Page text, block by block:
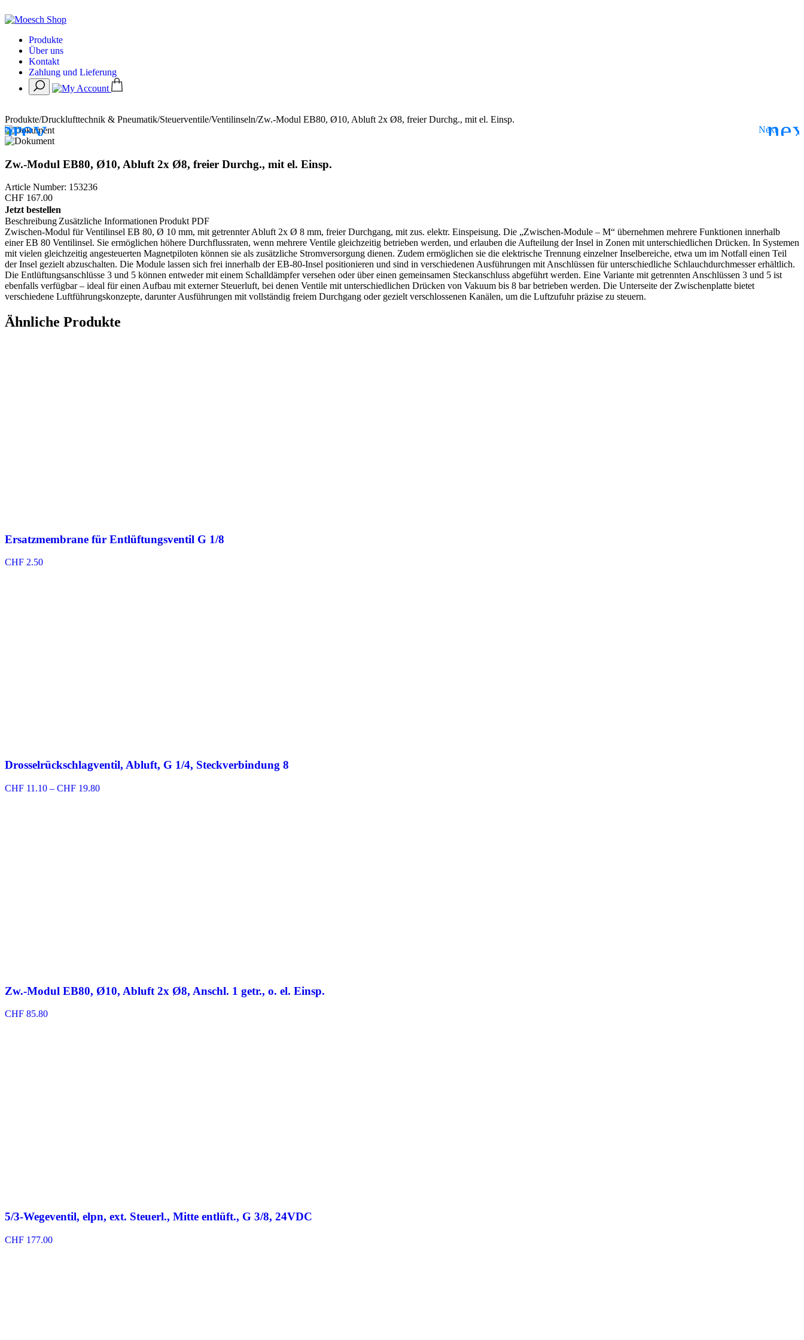
Produkte
Über uns
Kontakt
Zahlung und Lieferung
Produkte/Drucklufttechnik & Pneumatik/Steuerventile/Ventilinseln/Zw.-Modul EB80, Ø10, Abluft 2x Ø8, freier Durchg., mit el. Einsp.
Zw.-Modul EB80, Ø10, Abluft 2x Ø8, freier Durchg., mit el. Einsp.
Article Number: 153236
CHF 167.00
Jetzt bestellen
Beschreibung Zusätzliche Informationen Produkt PDF
Zwischen-Modul für Ventilinsel EB 80, Ø 10 mm, mit getrennter Abluft 2x Ø 8 mm, freier Durchgang, mit zus. elektr. Einspeisung. Die „Zwischen-Module – M“ übernehmen mehrere Funktionen innerhalb
einer EB 80 Ventilinsel. Sie ermöglichen höhere Durchflussraten, wenn mehrere Ventile gleichzeitig betrieben werden, und erlauben die Aufteilung der Insel in Zonen mit unterschiedlichen Drücken. In Systemen
mit vielen gleichzeitig angesteuerten Magnetpiloten können sie als zusätzliche Stromversorgung dienen. Zudem ermöglichen sie die elektrische Trennung einzelner Inselbereiche, etwa um im Notfall einen Teil
der Insel gezielt abzuschalten. Die Module lassen sich frei innerhalb der EB-80-Insel positionieren und sind in verschiedenen Ausführungen mit Anschlüssen für unterschiedliche Schlauchdurchmesser erhältlich.
Die Entlüftungsanschlüsse 3 und 5 können entweder mit einem Schalldämpfer versehen oder über einen gemeinsamen Steckanschluss abgeführt werden. Eine Variante mit getrennten Anschlüssen 3 und 5 ist
ebenfalls verfügbar – ideal für einen Aufbau mit externer Steuerluft, bei denen Ventile mit unterschiedlichen Drücken von Vakuum bis 8 bar betrieben werden. Die Unterseite der Zwischenplatte bietet
verschiedene Luftführungskonzepte, darunter Ausführungen mit vollständig freiem Durchgang oder gezielt verschlossenen Kanälen, um die Luftzufuhr präzise zu steuern.
Ähnliche Produkte
Ersatzmembrane für Entlüftungsventil G 1/8
CHF 2.50
Drosselrückschlagventil, Abluft, G 1/4, Steckverbindung 8
CHF 11.10 – CHF 19.80Preisspanne:
Zw.-Modul EB80, Ø10, Abluft 2x Ø8, Anschl. 1 getr., o. el. Einsp.
CHF 85.80
5/3-Wegeventil, elpn, ext. Steuerl., Mitte entlüft., G 3/8, 24VDC
CHF 177.00